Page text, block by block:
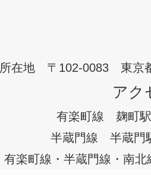
所在地 〒102-0083 東京
アク
有楽町線 麹町駅
半蔵門線 半蔵門
有楽町線・半蔵門線・南